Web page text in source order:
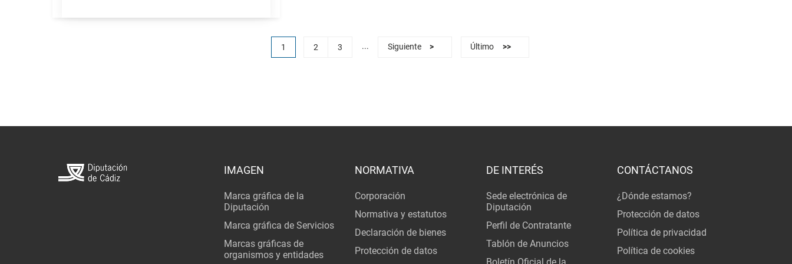
1 2 3 ... Siguiente > Último >>
IMAGEN
Marca gráfica de la
Diputación
Marca gráfica de Servicios
Marcas gráficas de
organismos y entidades
NORMATIVA
Corporación
Normativa y estatutos
Declaración de bienes
Protección de datos
DE INTERÉS
Sede electrónica de
Diputación
Perfil de Contratante
Tablón de Anuncios
CONTÁCTANOS
¿Dónde estamos?
Protección de datos
Política de privacidad
Política de cookies